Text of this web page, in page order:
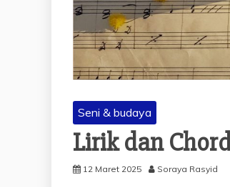
Seni & budaya
Lirik dan
12 Maret 2025 Soraya Rasyid